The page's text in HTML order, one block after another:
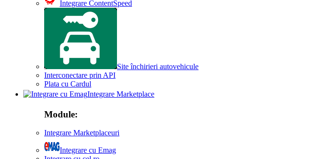
Integrare ContentSpeed
Site închirieri autovehicule
Interconectare prin API
Plata cu Cardul
Integrare Marketplace
Module:
Integrare Marketplaceuri
Integrare cu Emag